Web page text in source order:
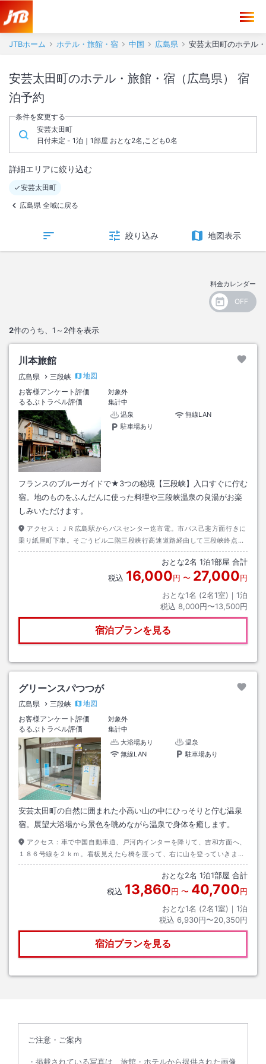
JTBホーム ホテル・旅館・宿 中国 広島県 安芸太田町のホテル
安芸太田町のホテル・旅館・宿（広島県） 宿
泊予約
条件を変更する
安芸太田町
日付未定 - 1泊｜1部屋 おとな2名,こども0名
詳細エリアに絞り込む
安芸太田町
広島県 全域に戻る
絞り込み 地図表示
料金カレンダー
2件のうち、 1～2件を表示
川本旅館
広島県 三段峡
地図
お客様アンケート評価
対象外
るるぶトラベル評価
集計中
温泉
無線LAN
駐車場あり
フランスのブルーガイドで★3つの秘境【三段峡】入口すぐに佇む
宿。地のものをふんだんに使った料理や三段峡温泉の良湯がお楽
しみいただけます。
アクセス：
ＪＲ広島駅からバスセンター迄市電。市バス己斐方面行きに
乗り紙屋町下車。そごうビル二階三段峡行高速道路経由して三段峡終点下
車２分で当館。所要時間１時間１５分。
おとな2名 1泊1部屋 合計
税込 16,000円 〜 27,000円
おとな1名 (2名1室)｜ 1泊
税込 8,000円〜13,500円
宿泊プランを見る
グリーンスパつつが
広島県 三段峡
地図
お客様アンケート評価
対象外
るるぶトラベル評価
集計中
大浴場あり
温泉
無線LAN
駐車場あり
安芸太田町の自然に囲まれた小高い山の中にひっそりと佇む温泉
宿。展望大浴場から景色を眺めながら温泉で身体を癒します。
アクセス： 車で中国自動車道、戸河内インターを降りて、吉和方面へ、
１８６号線を２ｋｍ。看板見えたら橋を渡って、右に山を登っていきます
と当ホテルがあります。
おとな2名 1泊1部屋 合計
税込 13,860円 〜 40,700円
おとな1名 (2名1室)｜ 1泊
税込 6,930円〜20,350円
宿泊プランを見る
ご注意・ご案内
掲載されている写真は、旅館・ホテルから提供された画像